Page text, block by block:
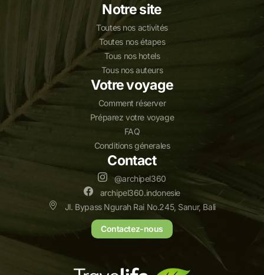
Notre site
Toutes nos activités
Toutes nos étapes
Tous nos hotels
Tous nos auteurs
Votre voyage
Comment réserver
Préparez votre voyage
FAQ
Conditions génerales
Contact
@archipel360
archipel360.indonesie
Jl. Bypass Ngurah Rai No.245, Sanur, Bali
Contactez-nous